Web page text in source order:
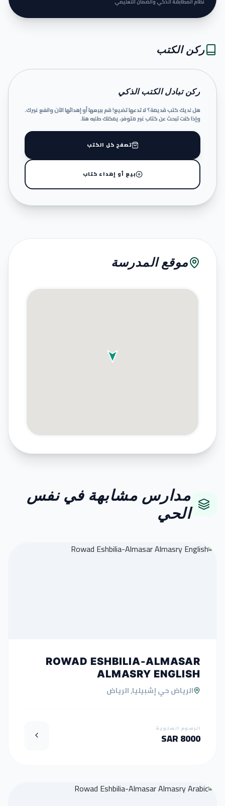
ركن الكتب
ركن تبادل الكتب الذكي
هل لديك كتب قديمة؟ لا تدعها تضيع! قم ببيعها أو إهدائها الآن وانفع غيرك.
وإذا كنت تبحث عن كتاب غير متوفر، يمكنك طلبه هنا.
تصفح كل الكتب
بيع أو إهداء كتاب
موقع المدرسة
مدارس مشابهة في نفس
الحي
ROWAD ESHBILIA-ALMASAR
ALMASRY ENGLISH
الرياض حي إشبيليا, الرياض
الرسوم السنوية
8000 SAR